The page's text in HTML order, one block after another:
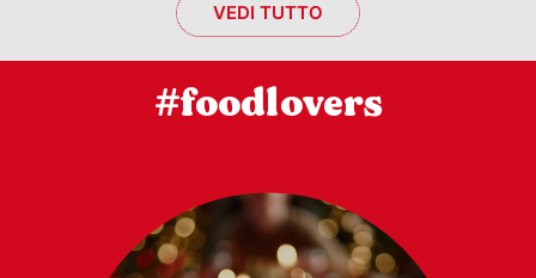
VEDI TUTTO
#foodlovers